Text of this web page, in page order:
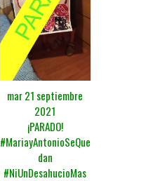
mar 21 septiembre
2021
¡PARADO!
#MariayAntonioSeQue
dan
#NiUnDesahucioMas